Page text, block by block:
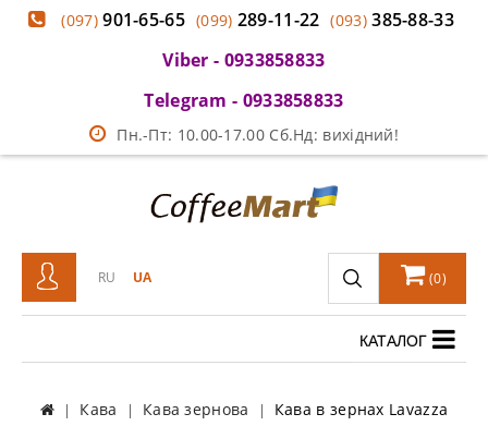
(097)901-65-65 (099) 289-11-22 (093)385-88-33
Viber - 0933858833
Telegram - 0933858833
Пн.-Пт: 10.00-17.00 Сб.Нд: вихідний!
RU UA (0)
КАТАЛОГ
Кава Кава зернова
Кава в зернах Lavazza